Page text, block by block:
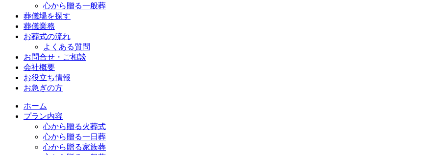
心から贈る一般葬
葬儀場を探す
葬儀業務
お葬式の流れ
よくある質問
お問合せ・ご相談
会社概要
お役立ち情報
お急ぎの方
ホーム
プラン内容
心から贈る火葬式
心から贈る一日葬
心から贈る家族葬